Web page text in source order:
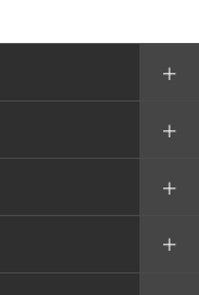
＋
＋
＋
＋